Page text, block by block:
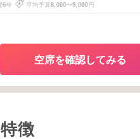
6年 平均予算8,000〜9,000円
空席を確認してみる
徴